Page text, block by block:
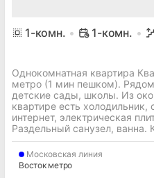
1-комн. 1-комн.
Однокомнатная квартира
метро (1 мин пешком).
детские сады, школы. Из
квартире есть
интернет, электрическая
Раздельный санузел, ванна.
Московская линия
Восток метро